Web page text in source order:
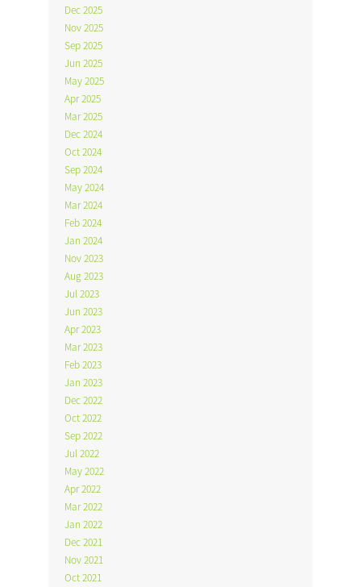
Dec 2025
Nov 2025
Sep 2025
Jun 2025
May 2025
Apr 2025
Mar 2025
Dec 2024
Oct 2024
Sep 2024
May 2024
Mar 2024
Feb 2024
Jan 2024
Nov 2023
Aug 2023
Jul 2023
Jun 2023
Apr 2023
Mar 2023
Feb 2023
Jan 2023
Dec 2022
Oct 2022
Sep 2022
Jul 2022
May 2022
Apr 2022
Mar 2022
Jan 2022
Dec 2021
Nov 2021
Oct 2021